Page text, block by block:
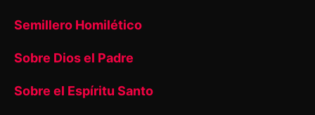
Semillero Homilético
Sobre Dios el Padre
Sobre el Espíritu Santo